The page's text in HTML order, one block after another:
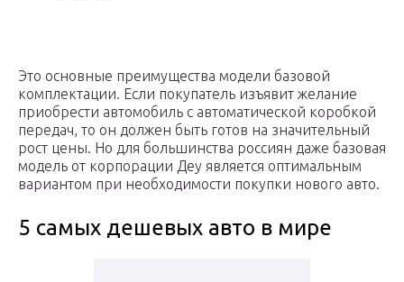
Это основные преимущества модели базовой
комплектации. Если покупатель изъявит желание
приобрести автомобиль с автоматической коробкой
передач, то он должен быть готов на значительный
рост цены. Но для большинства россиян даже базовая
модель от корпорации Деу является оптимальным
вариантом при необходимости покупки нового авто.
5 самых дешевых авто в мире